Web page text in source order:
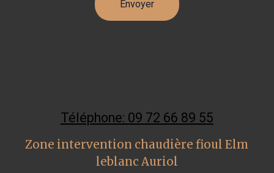
Téléphone: 09 72 66 89 55
Zone intervention chaudière fioul Elm
leblanc Auriol